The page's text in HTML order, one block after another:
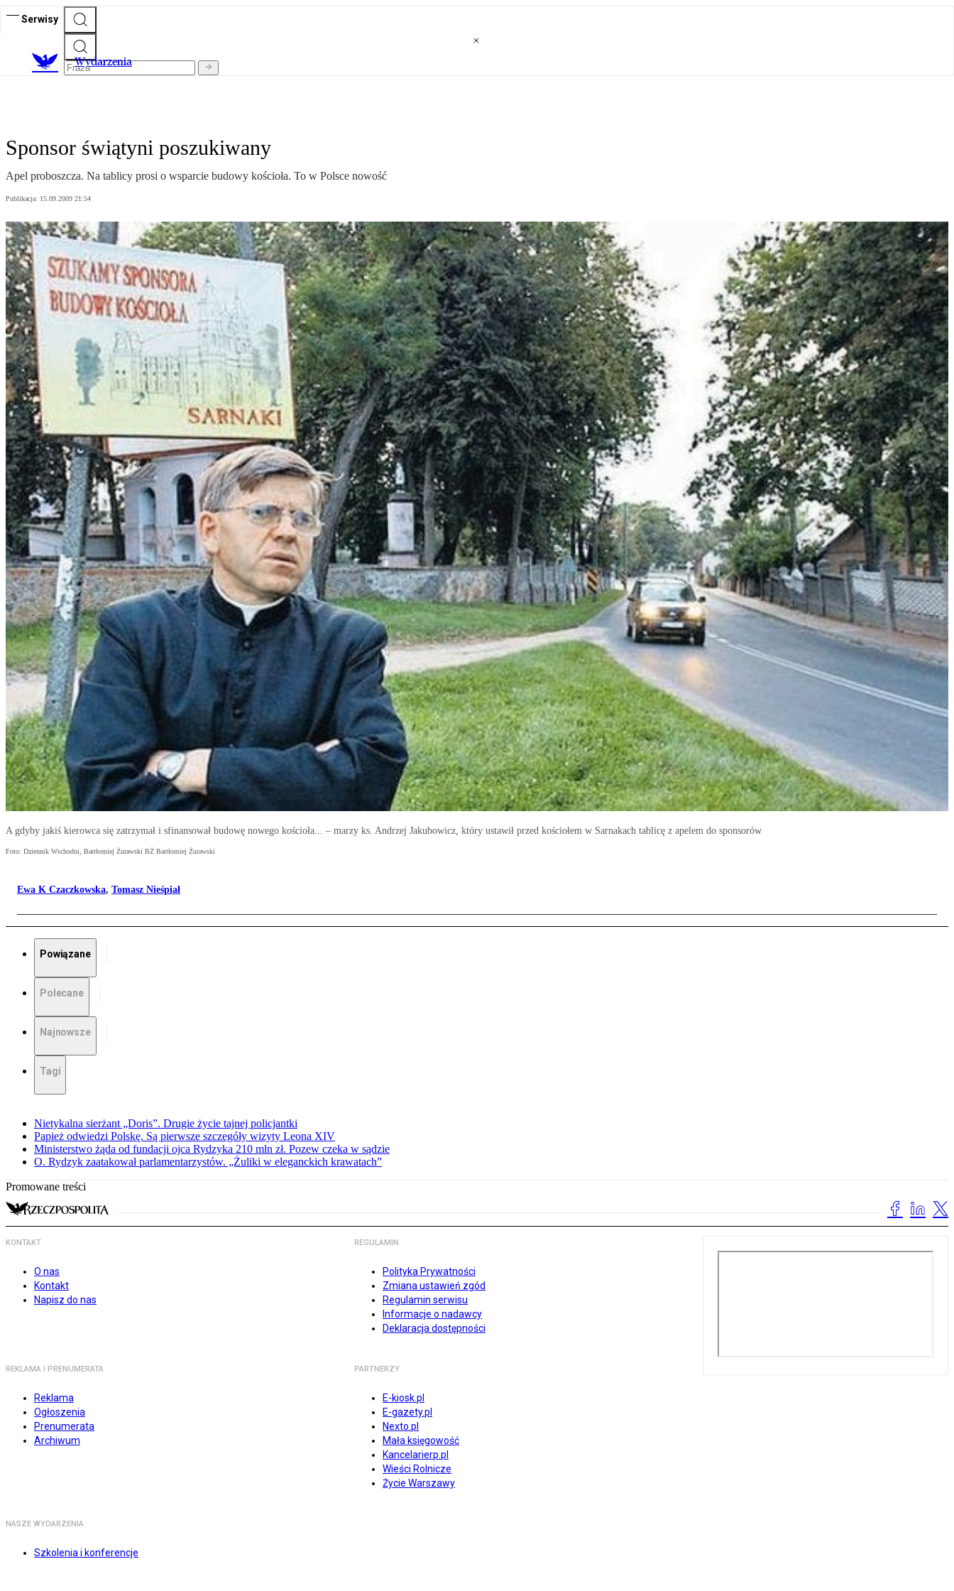
Serwisy
Wydarzenia
Sponsor świątyni poszukiwany
Apel proboszcza. Na tablicy prosi o wsparcie budowy kościoła. To w Polsce nowość
Publikacja: 15.09.2009 21:54
A gdyby jakiś kierowca się zatrzymał i sfinansował budowę nowego kościoła... – marzy ks. Andrzej Jakubowicz, który ustawił przed kościołem w Sarnakach tablicę z apelem do sponsorów
Foto: Dziennik Wschodni, Bartłomiej Żurawski BŻ Bartłomiej Żurawski
Ewa K Czaczkowska, Tomasz Nieśpiał
Powiązane
Polecane
Najnowsze
Tagi
Nietykalna sierżant „Doris”. Drugie życie tajnej policjantki
Papież odwiedzi Polskę. Są pierwsze szczegóły wizyty Leona XIV
Ministerstwo żąda od fundacji ojca Rydzyka 210 mln zł. Pozew czeka w sądzie
O. Rydzyk zaatakował parlamentarzystów. „Żuliki w eleganckich krawatach”
Promowane treści
KONTAKT
O nas
Kontakt
Napisz do nas
REGULAMIN
Polityka Prywatności
Zmiana ustawień zgód
Regulamin serwisu
Informacje o nadawcy
Deklaracja dostępności
REKLAMA I PRENUMERATA
Reklama
Ogłoszenia
Prenumerata
Archiwum
PARTNERZY
E-kiosk.pl
E-gazety.pl
Nexto.pl
Mała księgowość
Kancelarierp.pl
Wieści Rolnicze
Życie Warszawy
NASZE WYDARZENIA
Szkolenia i konferencje